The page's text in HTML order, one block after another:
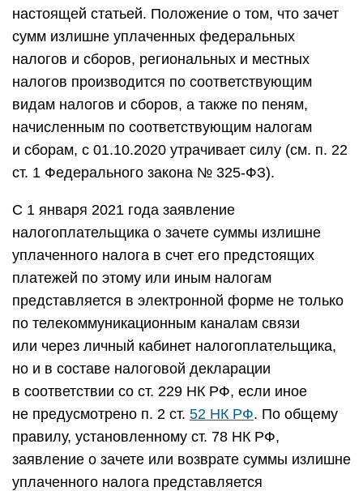
настоящей статьей. Положение о том, что зачет
сумм излишне уплаченных федеральных
налогов и сборов, региональных и местных
налогов производится по соответствующим
видам налогов и сборов, а также по пеням,
начисленным по соответствующим налогам
и сборам, с 01.10.2020 утрачивает силу (см. п. 22
ст. 1 Федерального закона № 325-ФЗ).
С 1 января 2021 года заявление
налогоплательщика о зачете суммы излишне
уплаченного налога в счет его предстоящих
платежей по этому или иным налогам
представляется в электронной форме не только
по телекоммуникационным каналам связи
или через личный кабинет налогоплательщика,
но и в составе налоговой декларации
в соответствии со ст. 229 НК РФ, если иное
не предусмотрено п. 2 ст. 52 НК РФ. По общему
правилу, установленному ст. 78 НК РФ,
заявление о зачете или возврате суммы излишне
уплаченного налога представляется